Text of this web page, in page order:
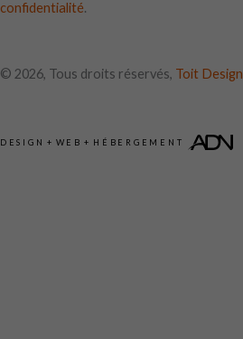
confidentialité.
© 2026, Tous droits réservés, Toit Design
DESIGN + WEB + HÉBERGEMENT